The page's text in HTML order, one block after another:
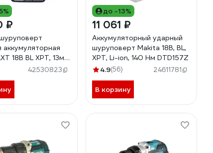
₽
аккумуляторная
18В BL XPT, 13мм,
DHP490Z42530823
до -13%
11 061 ₽
Аккумуляторный ударный
шуруповерт Makita 18В, BL,
XPT, Li-ion, 140 Нм DTD157Z
4.9(56) 24611781
В корзину